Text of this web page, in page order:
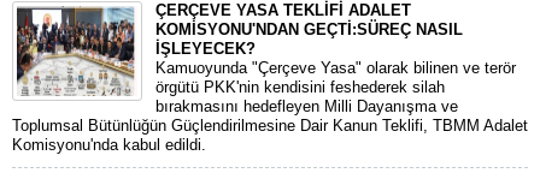
ÇERÇEVE YASA TEKLİFİ ADALET
KOMİSYONU'NDAN GEÇTİ:SÜREÇ NASIL
İŞLEYECEK?
​Kamuoyunda "Çerçeve Yasa" olarak bilinen ve terör
örgütü PKK'nin kendisini feshederek silah
bırakmasını hedefleyen Milli Dayanışma ve
Toplumsal Bütünlüğün Güçlendirilmesine Dair Kanun Teklifi, TBMM Adalet
Komisyonu'nda kabul edildi.